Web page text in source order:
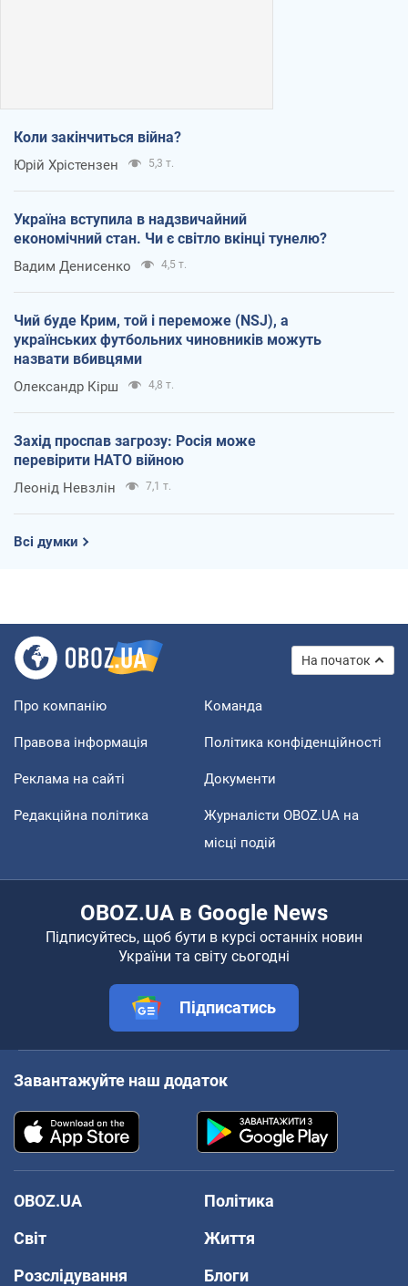
Коли закінчиться війна?
Юрій Хрістензен 5,3 т.
Україна вступила в надзвичайний
економічний стан. Чи є світло вкінці тунелю?
Вадим Денисенко 4,5 т.
Чий буде Крим, той і переможе (NSJ), а
українських футбольних чиновників можуть
назвати вбивцями
Олександр Кірш 4,8 т.
Захід проспав загрозу: Росія може
перевірити НАТО війною
Леонід Невзлін 7,1 т.
Всі думки
На початок
Про компанію Команда
Правова інформація Політика конфіденційності
Реклама на сайті Документи
Редакційна політика
Журналісти OBOZ.UA на
місці подій
OBOZ.UA в Google News
Підписуйтесь, щоб бути в курсі останніх новин
України та світу сьогодні
Підписатись
Завантажуйте наш додаток
OBOZ.UA
Політика
Світ
Життя
Розслідування
Блоги